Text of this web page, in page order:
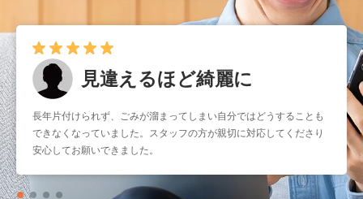
見違えるほど綺麗に
長年片付けられず、ごみが溜まってしまい自分ではどうすることも
できなくなっていました。スタッフの方が親切に対応してくださり
安心してお願いできました。